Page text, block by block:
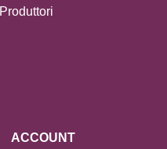
Produttori
ACCOUNT